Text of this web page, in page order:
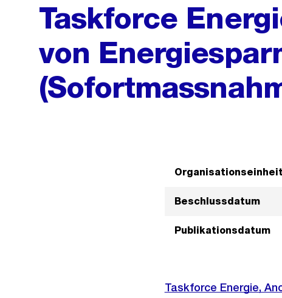
Taskforce
von
Organisationseinheit
Beschlussdatum
Publikationsdatum
Taskforce Energie,